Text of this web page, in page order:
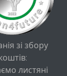
зі збору
листяні